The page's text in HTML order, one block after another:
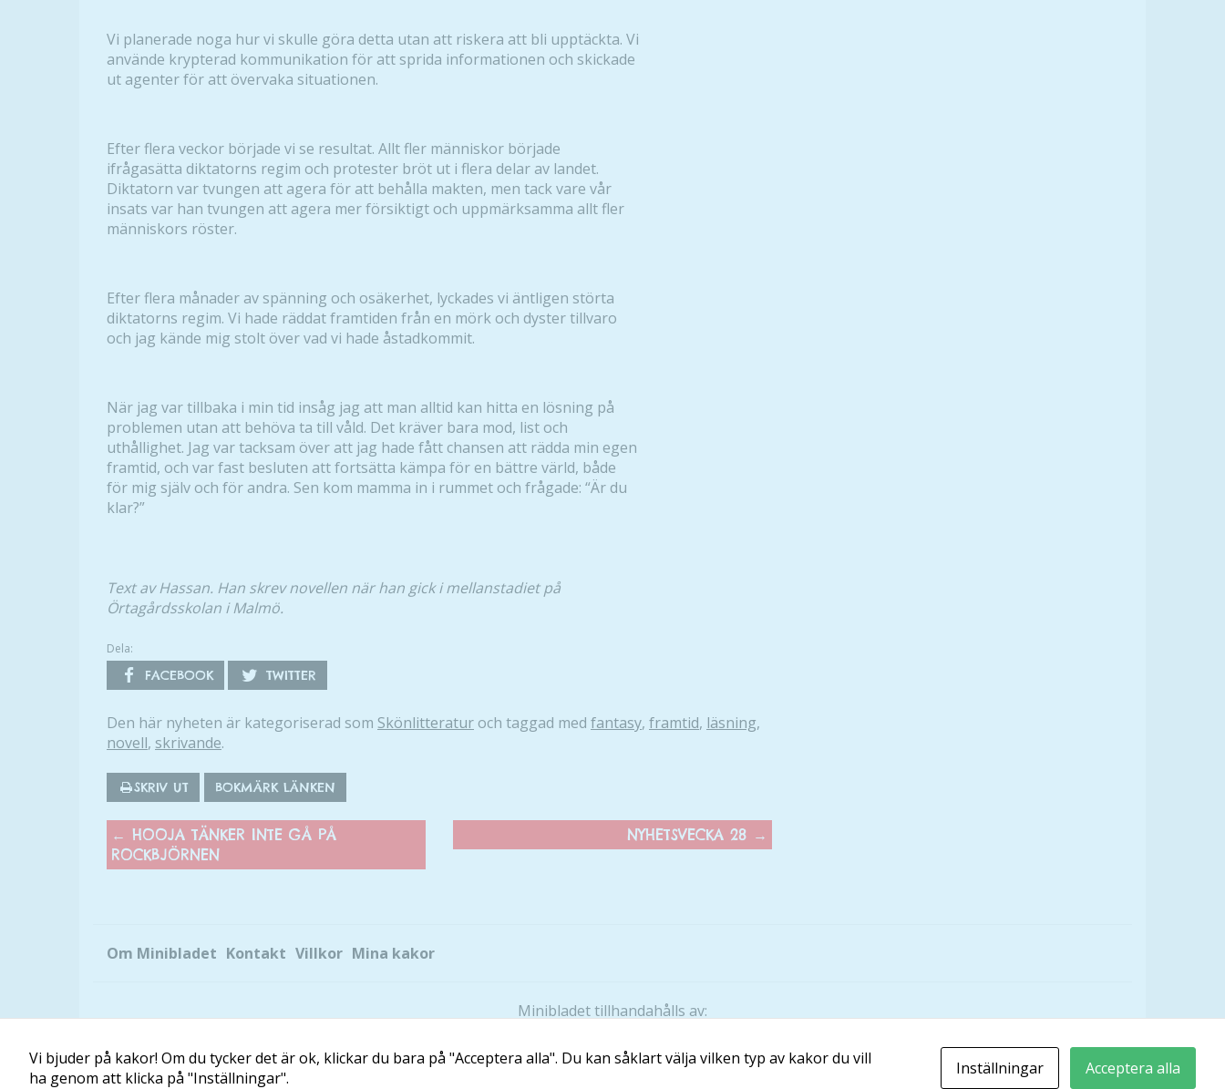
Vi planerade noga hur vi skulle göra detta utan att riskera att bli upptäckta. Vi
använde krypterad kommunikation för att sprida informationen och skickade
ut agenter för att övervaka situationen.
Efter flera veckor började vi se resultat. Allt fler människor började
ifrågasätta diktatorns regim och protester bröt ut i flera delar av landet.
Diktatorn var tvungen att agera för att behålla makten, men tack vare vår
insats var han tvungen att agera mer försiktigt och uppmärksamma allt fler
människors röster.
Efter flera månader av spänning och osäkerhet, lyckades vi äntligen störta
diktatorns regim. Vi hade räddat framtiden från en mörk och dyster tillvaro
och jag kände mig stolt över vad vi hade åstadkommit.
När jag var tillbaka i min tid insåg jag att man alltid kan hitta en lösning på
problemen utan att behöva ta till våld. Det kräver bara mod, list och
uthållighet. Jag var tacksam över att jag hade fått chansen att rädda min egen
framtid, och var fast besluten att fortsätta kämpa för en bättre värld, både
för mig själv och för andra. Sen kom mamma in i rummet och frågade: “Är du
klar?”
Text av Hassan. Han skrev novellen när han gick i mellanstadiet på
Örtagårdsskolan i Malmö.
Dela:
FACEBOOK TWITTER
Den här nyheten är kategoriserad som Skönlitteratur och taggad med fantasy, framtid, läsning,
novell, skrivande.
SKRIV UT BOKMÄRK LÄNKEN
← HOOJA TÄNKER INTE GÅ PÅ
ROCKBJÖRNEN
NYHETSVECKA 28 →
Om Minibladet Kontakt Villkor Mina kakor
Minibladet tillhandahålls av:
Ansvarig utgivare: Maria McShane
Vi bjuder på kakor! Om du tycker det är ok, klickar du bara på "Acceptera alla". Du kan såklart välja vilken typ av kakor du vill
ha genom att klicka på "Inställningar".
Inställningar Acceptera alla
hemsidan.
med dig av dina
intressen och ditt